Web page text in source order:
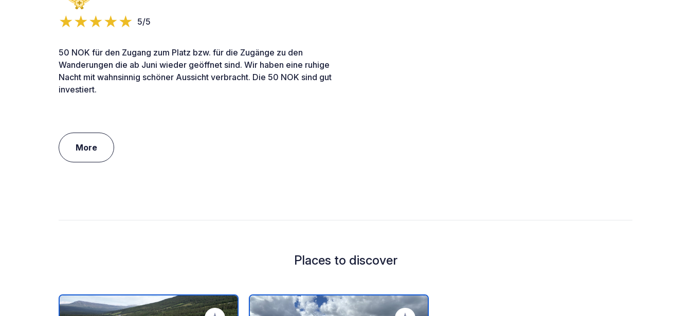
5/5
50 NOK für den Zugang zum Platz bzw. für die Zugänge zu den
Wanderungen die ab Juni wieder geöffnet sind. Wir haben eine ruhige
Nacht mit wahnsinnig schöner Aussicht verbracht. Die 50 NOK sind gut
investiert.
More
Places to discover